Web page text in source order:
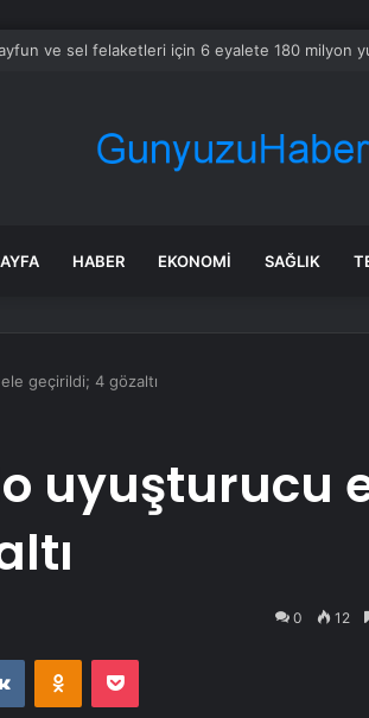
hangi diziler var? 28 Temmuz yayın akışında
HABER EKONOMI SAĞLIK
geçirildi; 4 gözaltı
uyuşturucu
0 12
VKontakteOdnoklassniki
Pocket